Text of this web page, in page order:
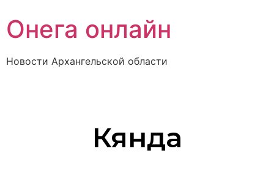
Онега онлайн
Новости Архангельской области
Кянда